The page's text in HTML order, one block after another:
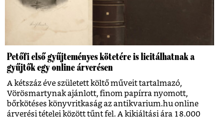
Petőfi első gyűjteményes kötetére is licitálhatnak a
gyűjtők egy online árverésen
A kétszáz éve született költő műveit tartalmazó,
Vörösmartynak ajánlott, finom papírra nyomott,
bőrkötéses könyvritkaság az antikvarium.hu online
árverési tételei között tűnt fel. A kikiáltási ára 18.000